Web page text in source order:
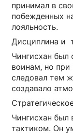
принимал в
побежденных
лояльность.
Дисциплина и
Чингисхан был
воинам, но при
следовал тем
создавало
Чингисхан
тактиком. Он